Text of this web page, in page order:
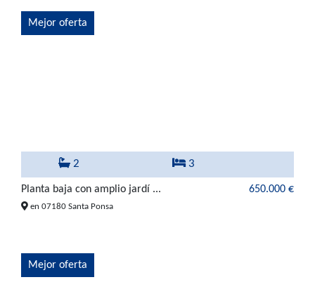
Mejor oferta
2 3
Planta baja con amplio jardí ... 650.000 €
en 07180 Santa Ponsa
Mejor oferta